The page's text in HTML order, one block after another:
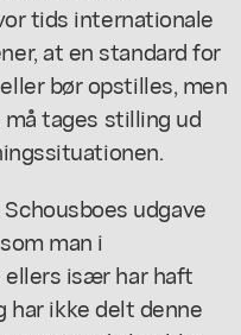
tids internationale
at en standard for
bør opstilles, men
tages stilling ud
udgave
man i
især har haft
har ikke delt denne